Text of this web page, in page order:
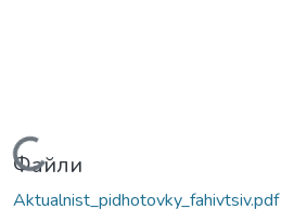
Вантажиться...
Файли
Aktualnist_pidhotovky_fahivtsiv.pdf